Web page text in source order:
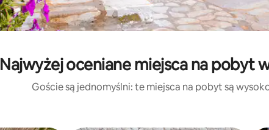
Najwyżej oceniane miejsca na pobyt
Goście są jednomyślni: te miejsca na pobyt są